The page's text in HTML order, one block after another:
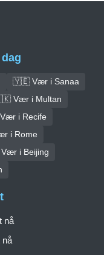
🇾🇪 Vær i Sanaa
Vær i Multan
i Recife
i Rome
i Beijing
nå
nå